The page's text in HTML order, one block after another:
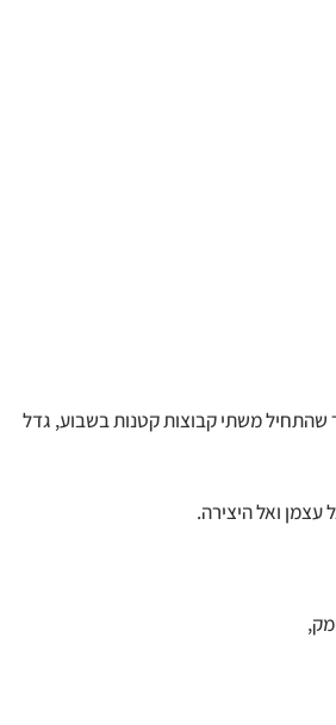
שהתחיל משתי קבוצות קטנות בשבוע, גדל
ואל היצירה.